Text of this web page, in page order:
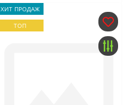
ХИТ ПРОДАЖ
ТОП